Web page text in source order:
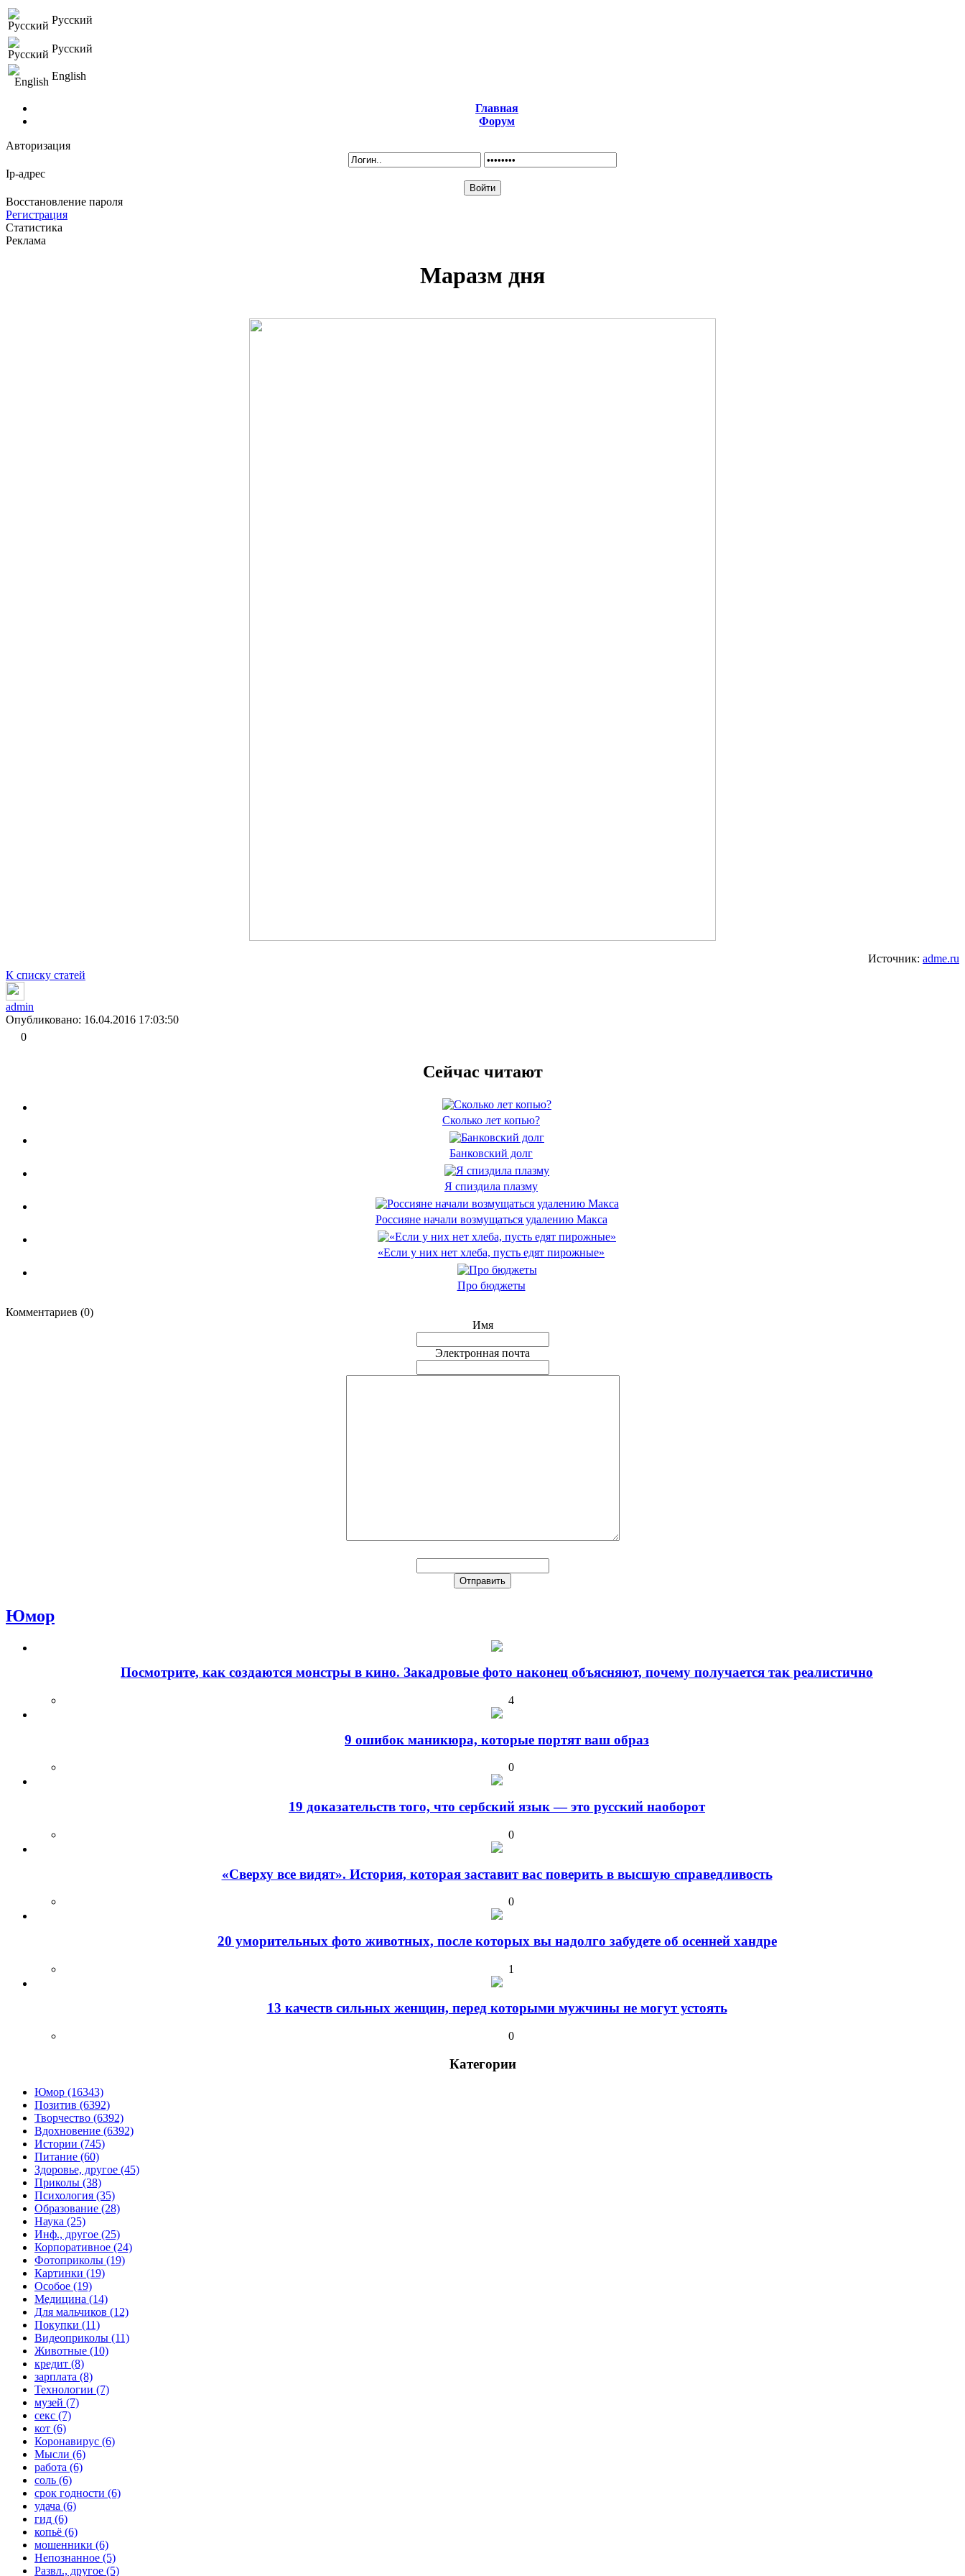
Русский
Русский
English
Главная
Форум
Авторизация
Ip-адрес
Восстановление пароля
Регистрация
Статистика
Реклама
Маразм дня
Источник: adme.ru
К списку статей
admin
Опубликовано: 16.04.2016 17:03:50
0
Сейчас читают
Сколько лет копью?
Банковский долг
Я спиздила плазму
Россияне начали возмущаться удалению Макса
«Если у них нет хлеба, пусть едят пирожные»
Про бюджеты
Комментариев (0)
Имя
Электронная почта
Юмор
Посмотрите, как создаются монстры в кино. Закадровые фото наконец объясняют, почему получается так реалистично
4
9 ошибок маникюра, которые портят ваш образ
0
19 доказательств того, что сербский язык — это русский наоборот
0
«Сверху все видят». История, которая заставит вас поверить в высшую справедливость
0
20 уморительных фото животных, после которых вы надолго забудете об осенней хандре
1
13 качеств сильных женщин, перед которыми мужчины не могут устоять
0
Категории
Юмор (16343)
Позитив (6392)
Творчество (6392)
Вдохновение (6392)
Истории (745)
Питание (60)
Здоровье, другое (45)
Приколы (38)
Психология (35)
Образование (28)
Наука (25)
Инф., другое (25)
Корпоративное (24)
Фотоприколы (19)
Картинки (19)
Особое (19)
Медицина (14)
Для мальчиков (12)
Покупки (11)
Видеоприколы (11)
Животные (10)
кредит (8)
зарплата (8)
Технологии (7)
музей (7)
секс (7)
кот (6)
Коронавирус (6)
Мысли (6)
работа (6)
соль (6)
срок годности (6)
удача (6)
гид (6)
копьё (6)
мошенники (6)
Непознанное (5)
Развл., другое (5)